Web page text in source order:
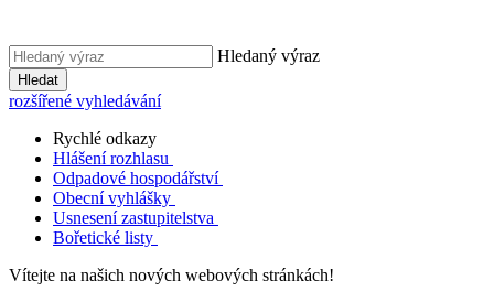
Hledaný výraz
Hledat
rozšířené vyhledávání
Rychlé odkazy
Hlášení rozhlasu
Odpadové hospodářství
Obecní vyhlášky
Usnesení zastupitelstva
Bořetické listy
Vítejte na našich nových webových stránkách!